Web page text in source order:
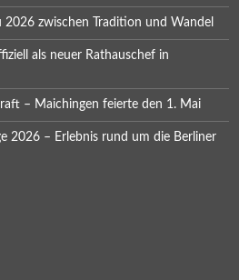
2026 zwischen Tradition und Wandel
als neuer Rathauschef in
– Maichingen feierte den 1. Mai
2026 – Erlebnis rund um die Berliner